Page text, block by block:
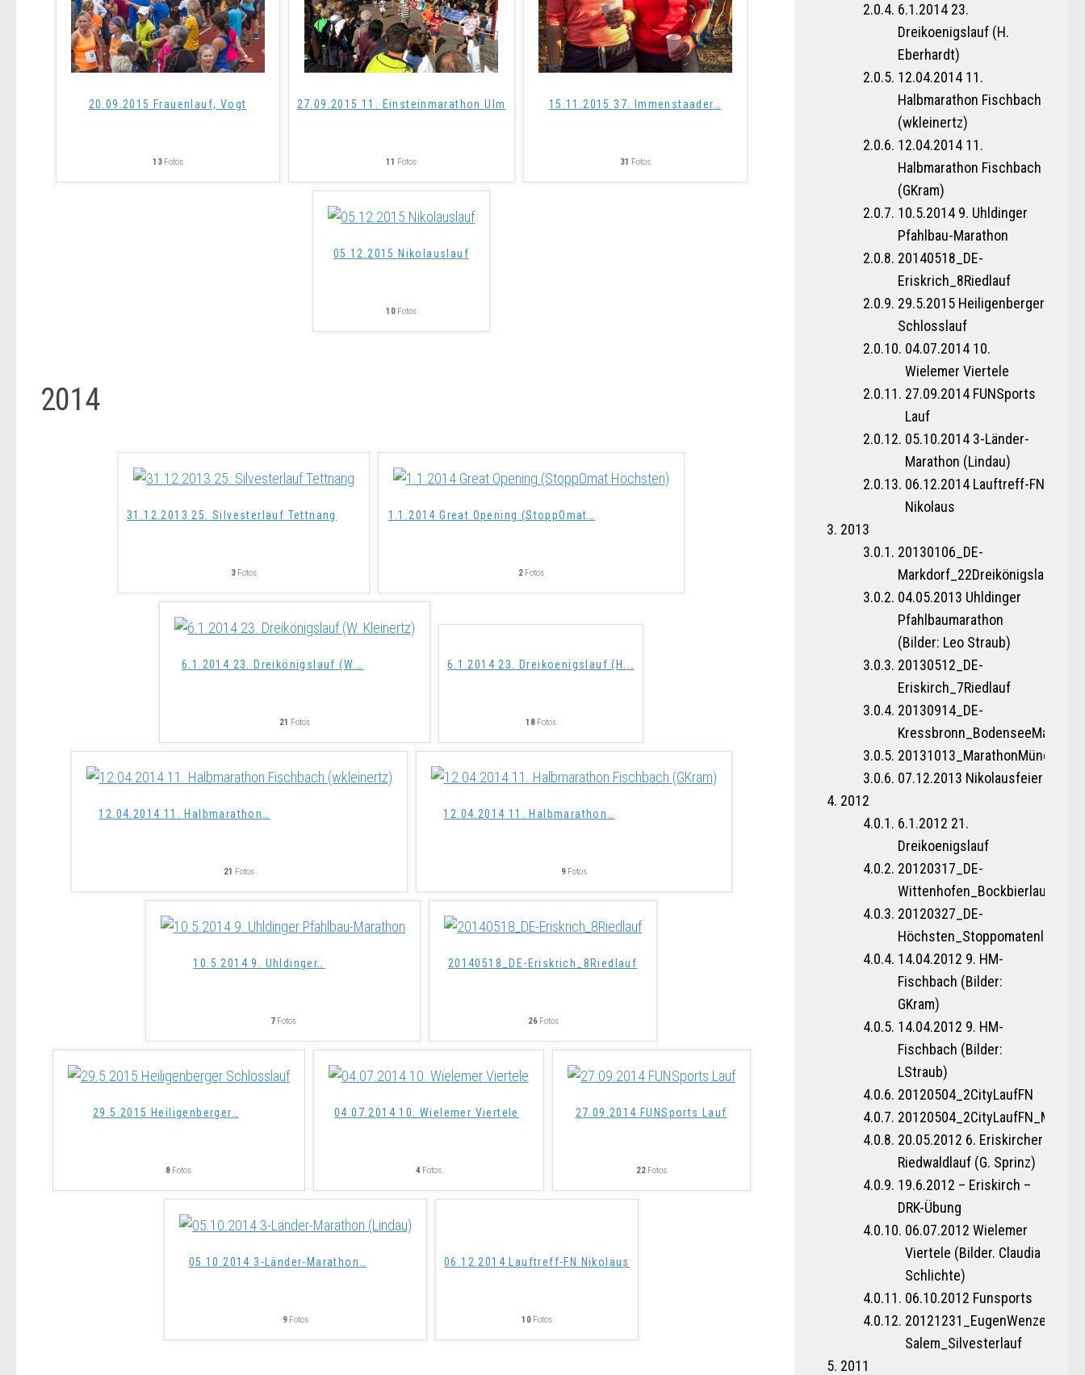
20.09.2015 Frauenlauf, Vogt
13Fotos
27.09.2015 11. Einsteinmarathon Ulm
11 Fotos
15.11.2015 37. Immenstaader…
31 Fotos
05.12.2015 Nikolauslauf
10 Fotos
2014
31.12.2013 25. Silvesterlauf Tettnang
3 Fotos
1.1.2014 Great Opening (StoppOmat…
2 Fotos
6.1.2014 23. Dreikönigslauf (W.…
21 Fotos
6.1.2014 23. Dreikoenigslauf (H. …
18 Fotos
12.04.2014 11. Halbmarathon…
21 Fotos
12.04.2014 11. Halbmarathon…
9Fotos
10.5.2014 9. Uhldinger…
7Fotos
20140518_DE-Eriskrich_8Riedlauf
26Fotos
29.5.2015 Heiligenberger…
8 Fotos
04.07.2014 10. Wielemer Viertele
4Fotos
27.09.2014 FUNSports Lauf
22Fotos
05.10.2014 3-Länder-Marathon…
Fotos
06.12.2014 Lauftreff-FN Nikolaus
10 Fotos
6.1.2014 23.
Dreikoenigslauf (H.
Eberhardt)
12.04.2014 11.
Halbmarathon Fischbach
(wkleinertz)
12.04.2014 11.
Halbmarathon Fischbach
(GKram)
10.5.2014 9. Uhldinger
Pfahlbau-Marathon
20140518_DE-
Eriskrich_8Riedlauf
29.5.2015 Heiligenberger
Schlosslauf
04.07.2014 10.
Wielemer Viertele
27.09.2014 FUNSports
Lauf
05.10.2014 3-Länder-
Marathon (Lindau)
06.12.2014 Lauftreff-FN
Nikolaus
2013
20130106_DE-
Markdorf_22Dreikönigslauf
04.05.2013 Uhldinger
Pfahlbaumarathon
(Bilder: Leo Straub)
20130512_DE-
Eriskirch_7Riedlauf
20130914_DE-
20131013_MarathonMünchen
07.12.2013 Nikolausfeier
2012
6.1.2012 21.
Dreikoenigslauf
20120317_DE-
Wittenhofen_Bockbierlauf
20120327_DE-
Höchsten_Stoppomatenlauf
14.04.2012 9. HM-
Fischbach (Bilder:
GKram)
14.04.2012 9. HM-
Fischbach (Bilder:
LStraub)
20120504_2CityLaufFN
20120504_2CityLaufFN_MBE
20.05.2012 6. Eriskircher
Riedwaldlauf (G. Sprinz)
19.6.2012 – Eriskirch –
DRK-Übung
06.07.2012 Wielemer
Viertele (Bilder. Claudia
Schlichte)
06.10.2012 Funsports
20121231_EugenWenzel_DE-
Salem_Silvesterlauf
2011